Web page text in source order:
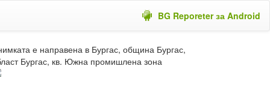
BG Reporeter за Android
е направена в Бургас, община Бургас,
Бургас, кв. Южна промишлена зона